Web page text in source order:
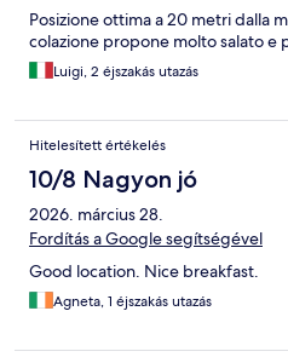
Posizione ottima a 20 metri dalla
colazione propone molto salato e
Luigi, 2 éjszakás utazás
Hitelesített értékelés
10/8 Nagyon jó
2026. március 28.
Fordítás a Google segítségével
Good location. Nice breakfast.
Agneta, 1 éjszakás utazás